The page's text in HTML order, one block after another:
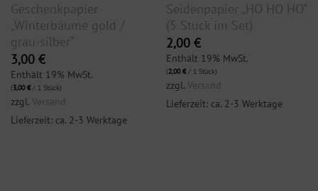
Geschenkpapier
„Winterbäume gold /
grau-silber“
3,00 €
Enthält 19% MwSt.
(3,00€/ 1 Stück)
zzgl. Versand
Lieferzeit: ca. 2-3 Werktage
Seidenpapier „HO HO HO“
(5 Stück im Set)
2,00 €
Enthält 19% MwSt.
(2,00€/ 1 Stück)
zzgl. Versand
Lieferzeit: ca. 2-3 Werktage